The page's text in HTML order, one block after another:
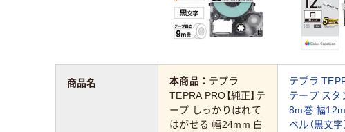
本商品： テプラ
TEPRA PRO【純正】テ
ープ しっかりはれて
はがせる 幅24mm 白
テプラ
テープ スタ
8m巻 幅
ベル（黒文字
商品名